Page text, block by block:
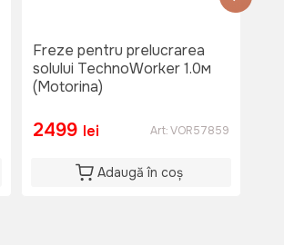
Freze pentru prelucrarea
solului TechnoWorker 1.0м
(Motorina)
2499 lei Art:VOR57859
Adaugă în coș